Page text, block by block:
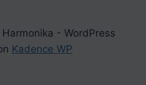
- WordPress
Kadence WP